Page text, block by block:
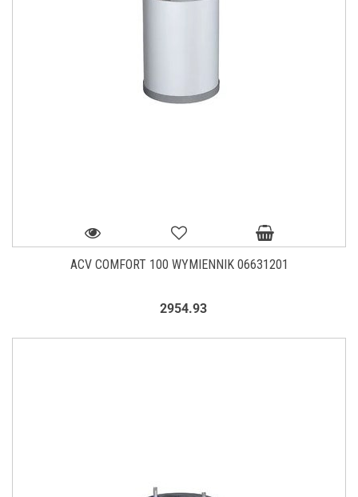
ACV COMFORT 100 WYMIENNIK 06631201
2954.93